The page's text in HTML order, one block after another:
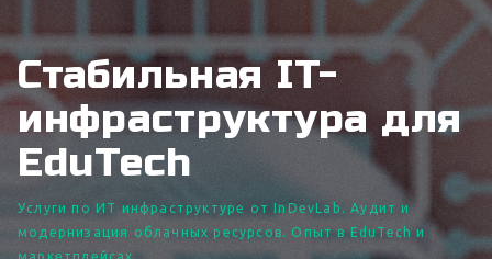
Стабильная IT-
инфраструктура для
EduTech
Услуги по ИТ инфраструктуре от InDevLab. Аудит и
модернизация облачных ресурсов. Опыт в EduTech и